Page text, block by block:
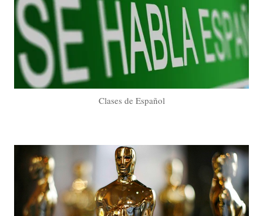
Clases de Español